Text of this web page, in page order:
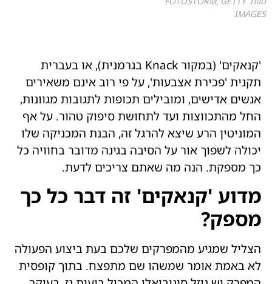
IMAGES
'קנאקים' (במקור Knack בגרמנית), או בעברית
תקנית 'פכירת אצבעות', על פי רוב אינם משאירים
אנשים אדישים, ומובילים תכופות לתגובות מגוונות,
החל מהתכווצות ועד לתחושת סיפוק טהור. על אף
המוניטין הרע שיצא להרגל זה, הבנת המכניקה שלו
יכולה לשפוך אור על הסיבה בגינה מדובר בחוויה כל
כך מספקת. הנה מה שאתם צריכים לדעת.
מדוע 'קנאקים' זה דבר כל כך
מספק?
הצליל שמגיע מהמפרקים שלכם בעת ביצוע הפעולה
לא באמת אומר שמשהו שם מתפצח. בתוך קופסית